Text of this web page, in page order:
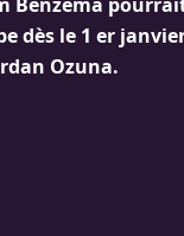
dès le 1 er
Ozuna.